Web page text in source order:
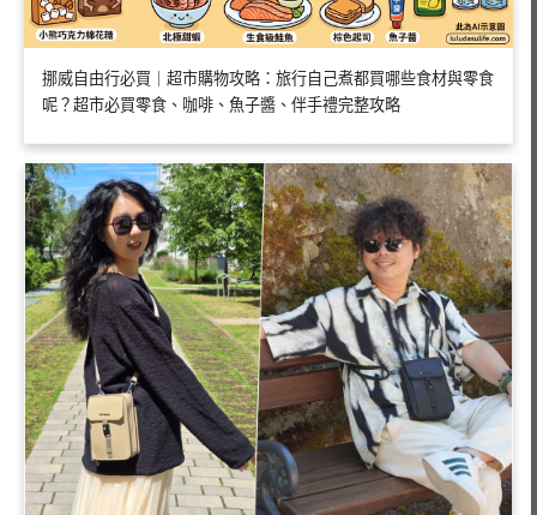
挪威自由行必買｜超市購物攻略：旅行自己煮都買哪些食材與零食
呢？超市必買零食、咖啡、魚子醬、伴手禮完整攻略